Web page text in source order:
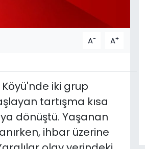
A- A+
iki grup
tartışma kısa
dönüştü. Yaşanan
ihbar üzerine